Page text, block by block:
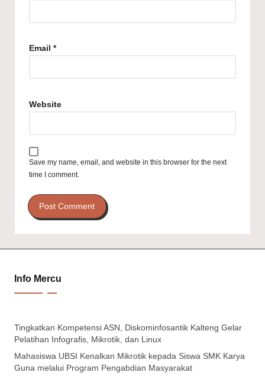
Email *
Website
Save my name, email, and website in this browser for the next
time I comment.
Info Mercu
Tingkatkan Kompetensi ASN, Diskominfosantik Kalteng Gelar
Pelatihan Infografis, Mikrotik, dan Linux
Mahasiswa UBSI Kenalkan Mikrotik kepada Siswa SMK Karya
Guna melalui Program Pengabdian Masyarakat